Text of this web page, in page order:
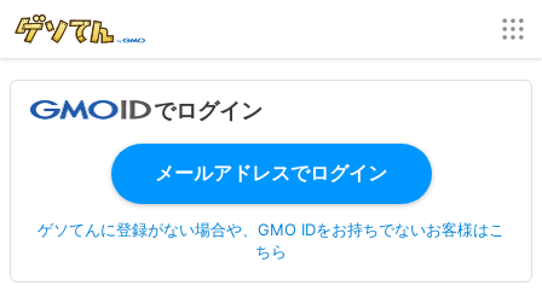
でログイン
ゲソてんに登録がない場合や、GMO IDをお持ちでないお客様はこ
ちら